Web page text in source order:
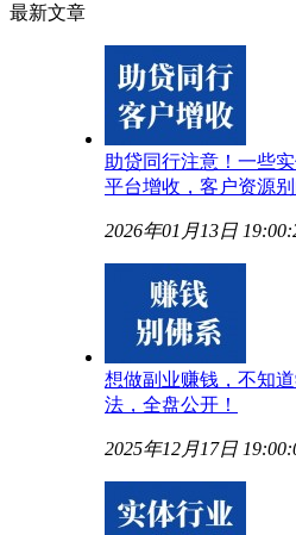
最新文章
助贷同行注意！一些
平台增收，客户资源别
2026年01月13日
想做副业赚钱，不知
法，全盘公开！
2025年12月17日